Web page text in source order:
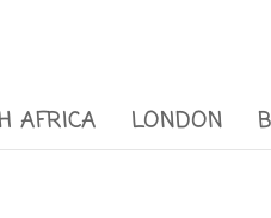
AFRICA LONDON